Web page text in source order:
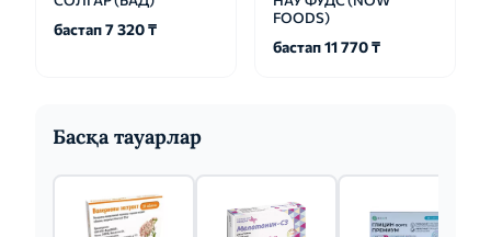
бастап 7 320 ₸
FOODS)
бастап 11 770 ₸
Басқа тауарлар